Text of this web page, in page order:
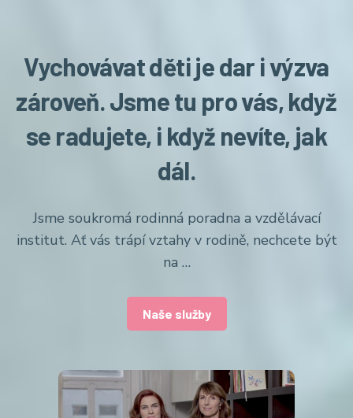
Vychovávat děti je dar i výzva
zároveň. Jsme tu pro vás, když
se radujete, i když nevíte, jak
dál.
Jsme soukromá rodinná poradna a vzdělávací
institut. Ať vás trápí vztahy v rodině, nechcete být
na …
Naše služby